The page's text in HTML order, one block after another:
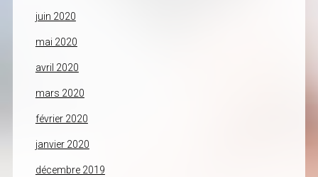
juin 2020
mai 2020
avril 2020
mars 2020
février 2020
janvier 2020
décembre 2019